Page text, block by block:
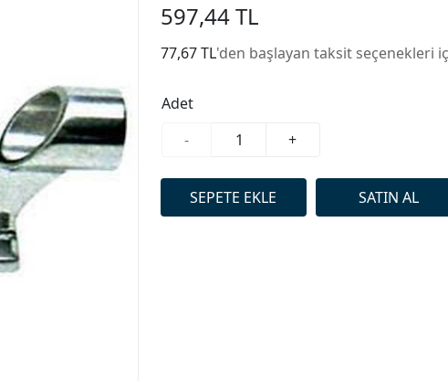
597,44 TL
77,67 TL'den başlayan taksit seçenekleri
Adet
-
+